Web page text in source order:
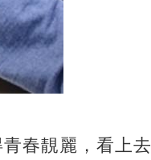
春靚麗，看上去